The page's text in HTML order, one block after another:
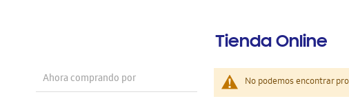
Tienda Online
No podemos encontrar
Ahora comprando por